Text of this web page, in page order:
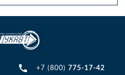
+7 (800) 775-17-42